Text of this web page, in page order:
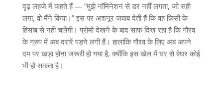
दृढ़ लहजे में कहते हैं— “मुझे नॉमिनेशन से डर नहीं लगता, जो सही
लगा, वो मैंने किया।” इस पर अशनूर जवाब देती हैं कि वह किसी के
हिसाब से नहीं चलेंगी। प्रोमो देखने के बाद साफ दिख रहा है कि गौरव
के ग्रुप में अब दरारें पड़ने लगी हैं। हालांकि गौरव के लिए अब अपने
दम पर खड़ा होना जरूरी हो गया है, क्योंकि इस खेल में घर से बेघर कोई
भी हो सकता है।